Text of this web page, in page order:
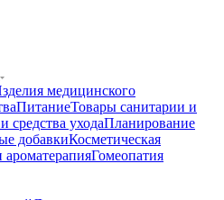
медицинского
ПитаниеТовары санитарии и
средства уходаПланирование
добавкиКосметическая
Гомеопатия